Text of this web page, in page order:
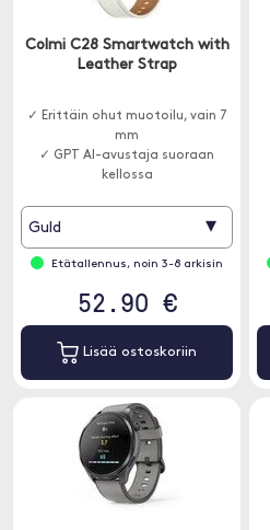
Colmi C28 Smartwatch with
Leather Strap
✓ Erittäin ohut muotoilu, vain 7
mm
✓ GPT AI-avustaja suoraan
kellossa
Guld ▾
Etätallennus, noin 3-8 arkisin
52.90 €
Lisää ostoskoriin